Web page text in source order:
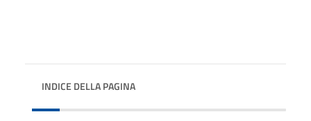
INDICE DELLA PAGINA